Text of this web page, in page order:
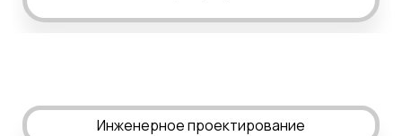
Инженерное проектирование